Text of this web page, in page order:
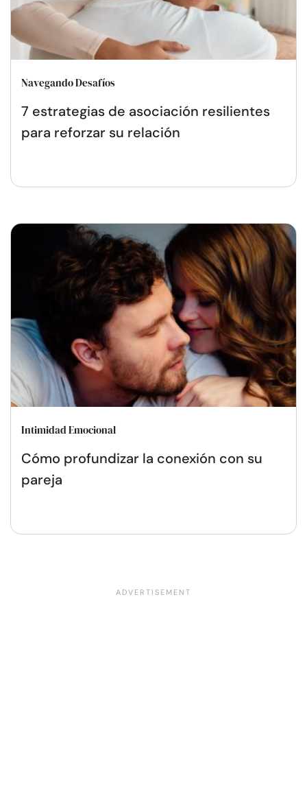
Navegando Desafíos
7 estrategias de asociación resilientes
para reforzar su relación
Intimidad Emocional
Cómo profundizar la conexión con su
pareja